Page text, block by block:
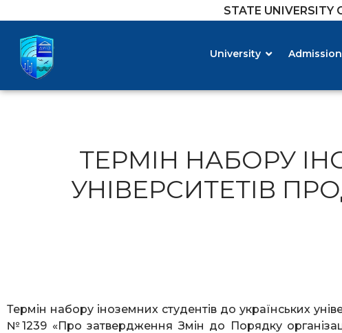
STATE UNIVERSITY
University Admission
ТЕРМІН НАБОРУ
УНІВЕРСИТЕТІВ
Термін набору іноземних студентів до українських
№1239 «Про затвердження Змін до Порядку